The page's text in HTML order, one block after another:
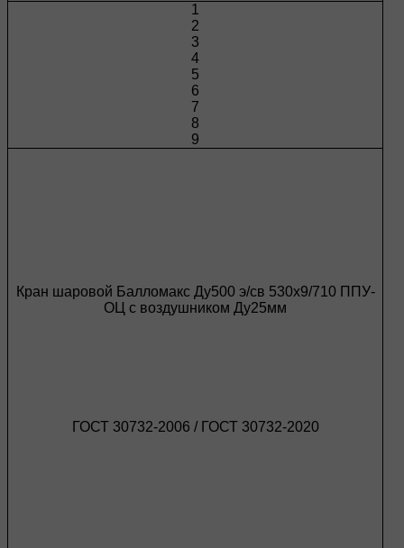
1
2
3
4
5
6
7
8
9
Кран шаровой Балломакс Ду500 э/св 530х9/710 ППУ-
ОЦ с воздушником Ду25мм
ГОСТ 30732-2006 / ГОСТ 30732-2020